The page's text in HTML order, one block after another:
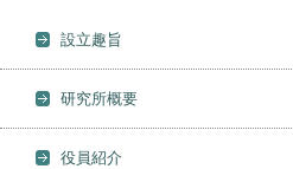
設立趣旨
研究所概要
役員紹介